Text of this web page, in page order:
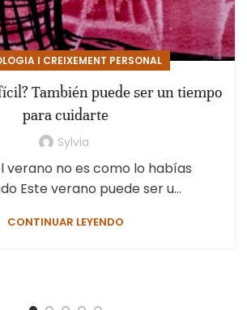
I CREIXEMENT PERSONAL
También puede ser un tiempo
para cuidarte
Sylvia
verano no es como lo habías
Este verano puede ser u...
CONTINUAR LEYENDO